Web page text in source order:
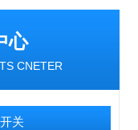
心
CNETER
关